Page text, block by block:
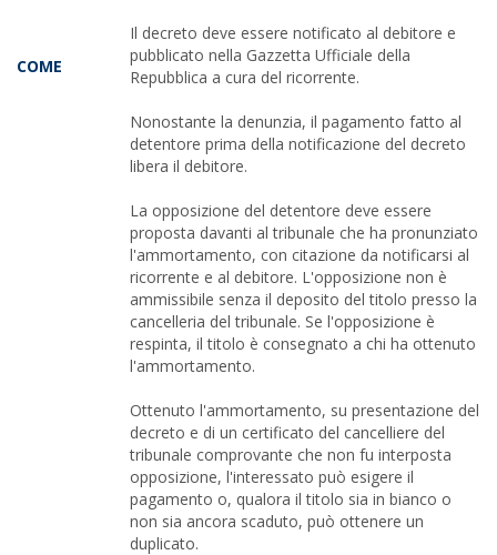
COME
Il decreto deve essere notificato al debitore e
pubblicato nella Gazzetta Ufficiale della
Repubblica a cura del ricorrente.
Nonostante la denunzia, il pagamento fatto al
detentore prima della notificazione del decreto
libera il debitore.
La opposizione del detentore deve essere
proposta davanti al tribunale che ha pronunziato
l'ammortamento, con citazione da notificarsi al
ricorrente e al debitore. L'opposizione non è
ammissibile senza il deposito del titolo presso la
cancelleria del tribunale. Se l'opposizione è
respinta, il titolo è consegnato a chi ha ottenuto
l'ammortamento.
Ottenuto l'ammortamento, su presentazione del
decreto e di un certificato del cancelliere del
tribunale comprovante che non fu interposta
opposizione, l'interessato può esigere il
pagamento o, qualora il titolo sia in bianco o
non sia ancora scaduto, può ottenere un
duplicato.